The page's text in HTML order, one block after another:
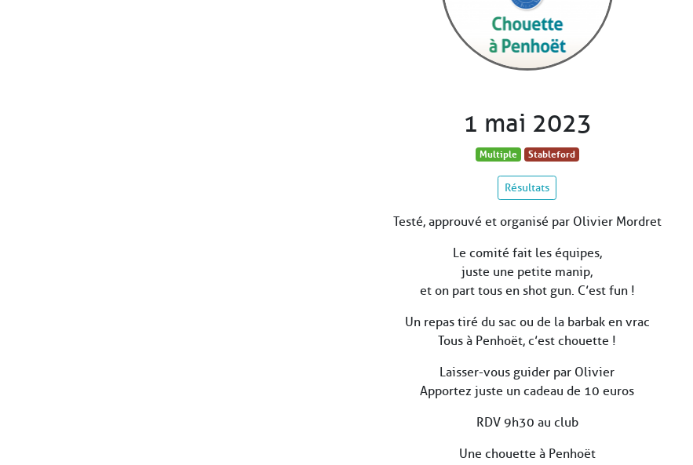
1 mai 2023
Multiple Stableford
Résultats
Testé, approuvé et organisé par Olivier Mordret
Le comité fait les équipes,
juste une petite manip,
et on part tous en shot gun. C’est fun !
Un repas tiré du sac ou de la barbak en vrac
Tous à Penhoët, c’est chouette !
Laisser-vous guider par Olivier
Apportez juste un cadeau de 10 euros
RDV 9h30 au club
Une chouette à Penhoët